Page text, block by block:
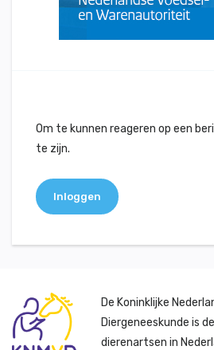
Om te kunnen reageren op een
te zijn.
Inloggen
De Koninklijke
Diergeneeskunde is
dierenartsen in